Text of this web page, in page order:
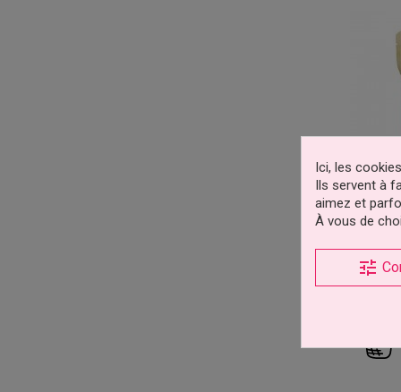
Ici, les
Ils servent à
aimez et
À vous de
tune